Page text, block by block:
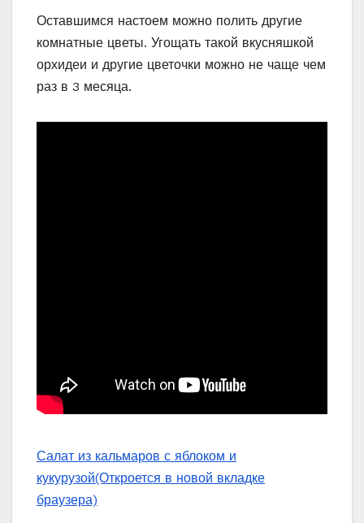
Оставшимся настоем можно полить другие
комнатные цветы. Угощать такой вкусняшкой
орхидеи и другие цветочки можно не чаще чем
раз в 3 месяца.
Салат из кальмаров с яблоком и
кукурузой(Откроется в новой вкладке
браузера)